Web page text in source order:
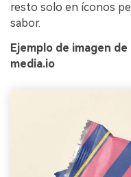
resto solo en íconos
sabor.
Ejemplo de imagen
media.io